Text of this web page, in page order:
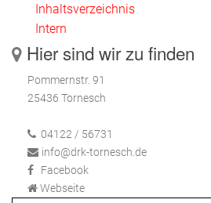
Inhaltsverzeichnis
Intern
Hier sind wir zu finden
Pommernstr. 91
25436 Tornesch
04122 / 56731
info@drk-tornesch.de
Facebook
Webseite